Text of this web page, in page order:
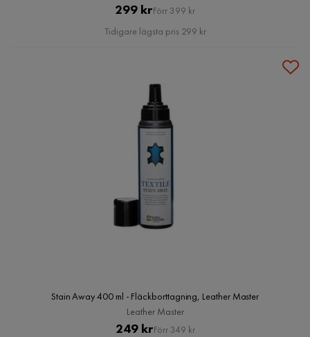
Pris
299 krOriginal
Pris
Förr 399 kr
Tidigare lägsta pris 299 kr
Stain Away 400 ml - Fläckborttagning, Leather Master
Leather Master
Pris
249 krOriginal
Förr 349 kr